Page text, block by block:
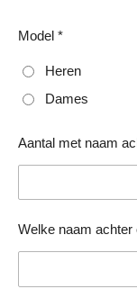
Model *
Heren
Dames
Aantal met naam
Welke naam achter